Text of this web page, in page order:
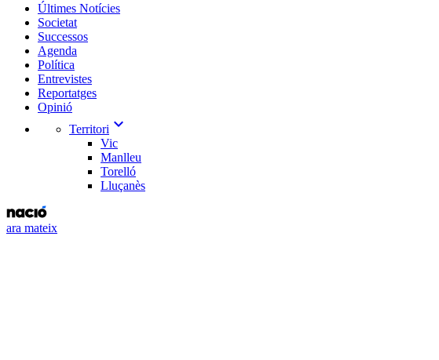
Últimes Notícies
Societat
Successos
Agenda
Política
Entrevistes
Reportatges
Opinió
Territori expand_more
Vic
Manlleu
Torelló
Lluçanès
ara mateix